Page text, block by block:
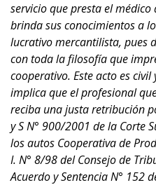
servicio que presta el
brinda sus conocimientos a
lucrativo mercantilista, pues
con toda la filosofía que
cooperativo. Este acto es
implica que el profesional
reciba una justa retribución
y S N° 900/2001 de la Corte
los autos Cooperativa de
I. N° 8/98 del Consejo de
Acuerdo y Sentencia N° 152